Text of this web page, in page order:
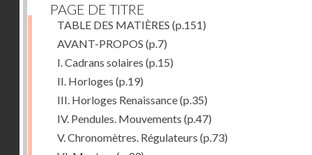
PAGE DE TITRE
TABLE DES MATIÈRES (p.151)
AVANT-PROPOS (p.7)
I. Cadrans solaires (p.15)
II. Horloges (p.19)
III. Horloges Renaissance(p.35)
IV. Pendules. Mouvements (p.47)
V. Chronomètres. Régulateurs (p.73)